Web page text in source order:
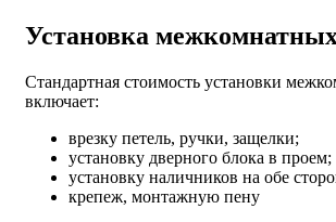
Установка
Стандартная стоимость установки
включает:
врезку петель, ручки, защелки;
установку дверного блока в проем;
установку наличников на обе
крепеж, монтажную пену